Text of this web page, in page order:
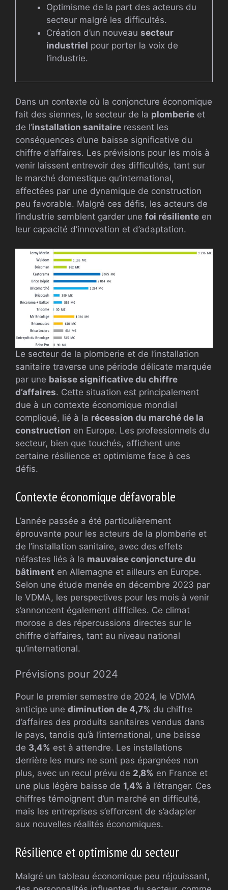
Optimisme de la part des acteurs du
secteur malgré les difficultés.
Création d’un nouveau secteur
industriel pour porter la voix de
l’industrie.
Dans un contexte où la conjoncture économique
fait des siennes, le secteur de la plomberie et
de l’installation sanitaire ressent les
conséquences d’une baisse significative du
chiffre d’affaires. Les prévisions pour les mois à
venir laissent entrevoir des difficultés, tant sur
le marché domestique qu’international,
affectées par une dynamique de construction
peu favorable. Malgré ces défis, les acteurs de
l’industrie semblent garder une foi résiliente en
leur capacité d’innovation et d’adaptation.
Le secteur de la plomberie et de l’installation
sanitaire traverse une période délicate marquée
par une baisse significative du chiffre
d’affaires. Cette situation est principalement
due à un contexte économique mondial
compliqué, lié à la récession du marché de la
construction en Europe. Les professionnels du
secteur, bien que touchés, affichent une
certaine résilience et optimisme face à ces
défis.
Contexte économique défavorable
L’année passée a été particulièrement
éprouvante pour les acteurs de la plomberie et
de l’installation sanitaire, avec des effets
néfastes liés à la mauvaise conjoncture du
bâtiment en Allemagne et ailleurs en Europe.
Selon une étude menée en décembre 2023 par
le VDMA, les perspectives pour les mois à venir
s’annoncent également difficiles. Ce climat
morose a des répercussions directes sur le
chiffre d’affaires, tant au niveau national
qu’international.
Prévisions pour 2024
Pour le premier semestre de 2024, le VDMA
anticipe une diminution de 4,7% du chiffre
d’affaires des produits sanitaires vendus dans
le pays, tandis qu’à l’international, une baisse
de 3,4% est à attendre. Les installations
derrière les murs ne sont pas épargnées non
plus, avec un recul prévu de 2,8% en France et
une plus légère baisse de 1,4% à l’étranger. Ces
chiffres témoignent d’un marché en difficulté,
mais les entreprises s’efforcent de s’adapter
aux nouvelles réalités économiques.
Résilience et optimisme du secteur
Malgré un tableau économique peu réjouissant,